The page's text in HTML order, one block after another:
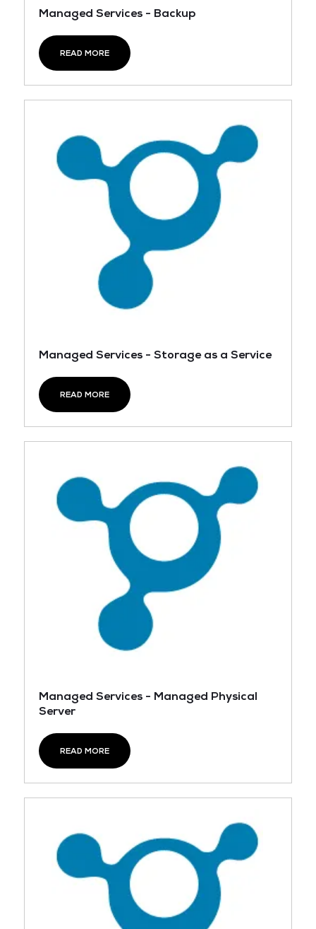
Managed Services - Backup
READ MORE
Managed Services - Storage as a Service
READ MORE
Managed Services - Managed Physical
Server
READ MORE